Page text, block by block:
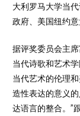
大利罗马大学当
政府、美国纽约意
据评奖委员会主
当代诗歌和艺术
当代艺术的伦理
造性表达的意义
达语言的整合。”